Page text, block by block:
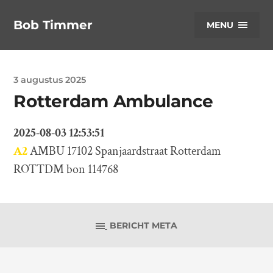
Bob Timmer MENU
3 augustus 2025
Rotterdam Ambulance
2025-08-03 12:53:51
A2AMBU 17102 Spanjaardstraat Rotterdam
ROTTDM bon 114768
BERICHT META